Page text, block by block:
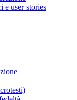
e user stories